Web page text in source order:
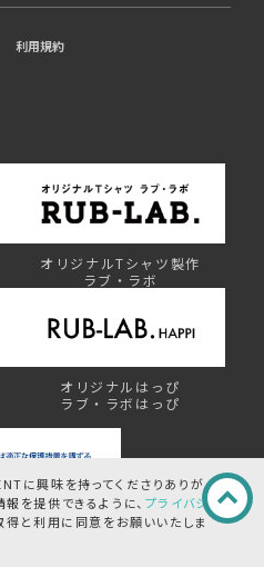
に興味を持ってくださりありが
を提供できるように、 プライバシ
得と利用に同意をお願いいたしま
利用規約
オリジナルTシャツ製作
ラブ・ラボ
オリジナルはっぴ
ラブ・ラボはっぴ
ーマーク制度